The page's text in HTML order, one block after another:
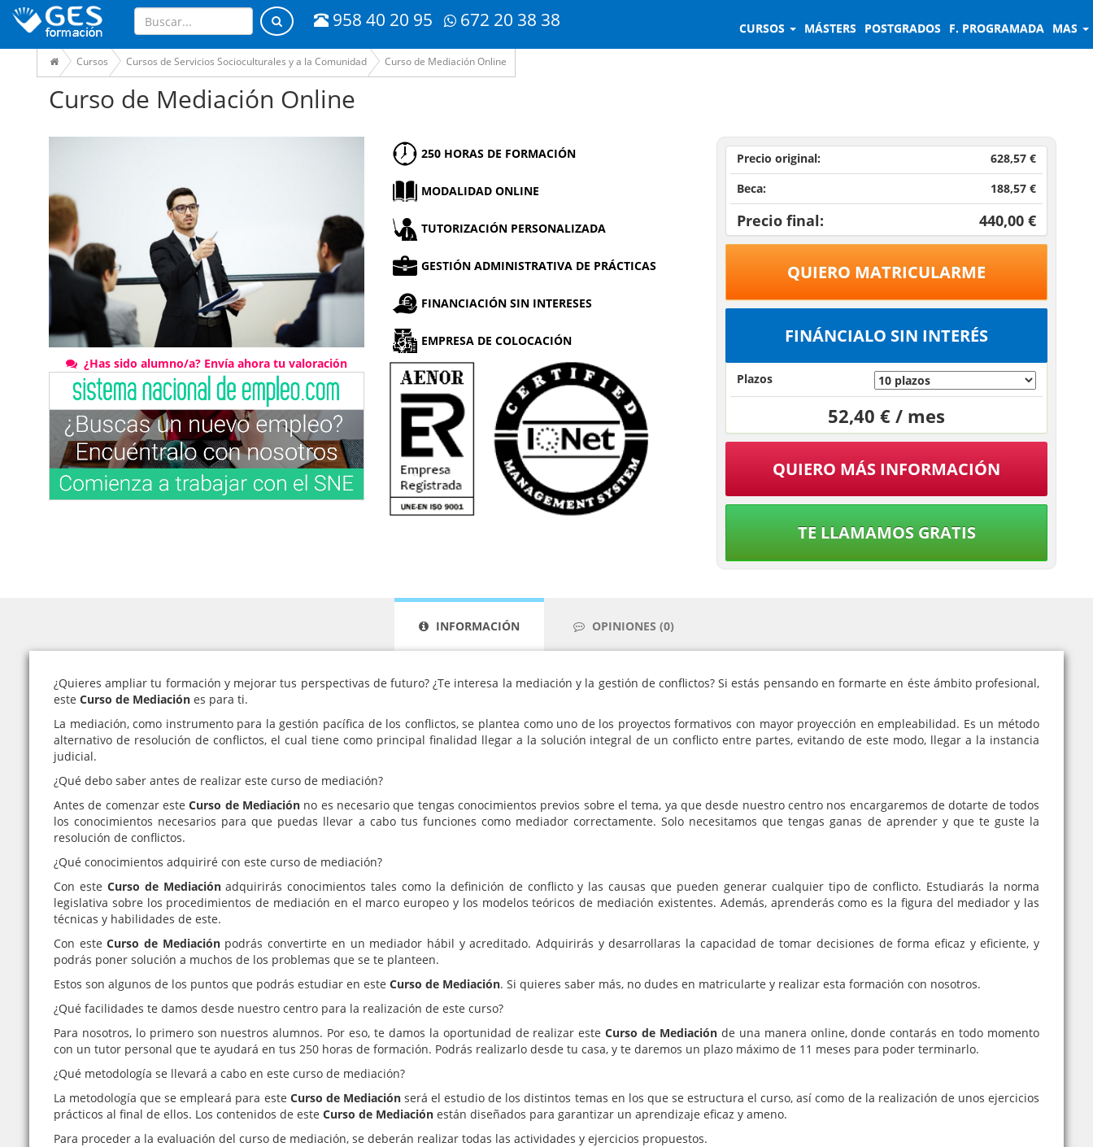
958 40 20 95 672 20 38 38 CURSOS MÁSTERS POSTGRADOS F. PROGRAMADA MAS
Cursos Cursos de Servicios Socioculturales y a la Comunidad Curso de Mediación Online
Curso de Mediación Online
¿Has sido alumno/a? Envía ahora tu valoración
Precio original:
628,57 €
Beca:
188,57 €
Precio final: 440,00 €
QUIERO MATRICULARME
FINÁNCIALO SIN INTERÉS
Plazos
52,40 € / mes
QUIERO MÁS INFORMACIÓN
TE LLAMAMOS GRATIS
250 HORAS DE FORMACIÓN
MODALIDAD ONLINE
TUTORIZACIÓN PERSONALIZADA
GESTIÓN ADMINISTRATIVA DE PRÁCTICAS
FINANCIACIÓN SIN INTERESES
EMPRESA DE COLOCACIÓN
INFORMACIÓN OPINIONES (0)
¿Quieres ampliar tu formación y mejorar tus perspectivas de futuro? ¿Te interesa la mediación y la gestión de conflictos? Si estás pensando en formarte en éste ámbito profesional,
este Curso de Mediación es para ti.
La mediación, como instrumento para la gestión pacífica de los conflictos, se plantea como uno de los proyectos formativos con mayor proyección en empleabilidad. Es un método
alternativo de resolución de conflictos, el cual tiene como principal finalidad llegar a la solución integral de un conflicto entre partes, evitando de este modo, llegar a la instancia
judicial.
¿Qué debo saber antes de realizar este curso de mediación?
Antes de comenzar este Curso de Mediación no es necesario que tengas conocimientos previos sobre el tema, ya que desde nuestro centro nos encargaremos de dotarte de todos
los conocimientos necesarios para que puedas llevar a cabo tus funciones como mediador correctamente. Solo necesitamos que tengas ganas de aprender y que te guste la
resolución de conflictos.
¿Qué conocimientos adquiriré con este curso de mediación?
Con este Curso de Mediaciónadquirirás conocimientos tales como la definición de conflicto y las causas que pueden generar cualquier tipo de conflicto. Estudiarás la norma
legislativa sobre los procedimientos de mediación en el marco europeo y los modelos teóricos de mediación existentes. Además, aprenderás como es la figura del mediador y las
técnicas y habilidades de este.
Con esteCurso de Mediaciónpodrás convertirte en un mediador hábil y acreditado. Adquirirás y desarrollaras la capacidad de tomar decisiones de forma eficaz y eficiente, y
podrás poner solución a muchos de los problemas que se te planteen.
Estos son algunos de los puntos que podrás estudiar en este Curso de Mediación. Si quieres saber más, no dudes en matricularte y realizar esta formación con nosotros.
¿Qué facilidades te damos desde nuestro centro para la realización de este curso?
Para nosotros, lo primero son nuestros alumnos. Por eso, te damos la oportunidad de realizar esteCurso de Mediación de una manera online, donde contarás en todo momento
con un tutor personal que te ayudará en tus 250 horas de formación. Podrás realizarlo desde tu casa, y te daremos un plazo máximo de 11 meses para poder terminarlo.
¿Qué metodología se llevará a cabo en este curso de mediación?
La metodología que se empleará para este Curso de Mediaciónserá el estudio de los distintos temas en los que se estructura el curso, así como de la realización de unos ejercicios
prácticos al final de ellos. Los contenidos de este Curso de Mediación están diseñados para garantizar un aprendizaje eficaz y ameno.
Para proceder a la evaluación del curso de mediación, se deberán realizar todas las actividades y ejercicios propuestos.